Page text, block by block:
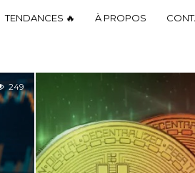
TENDANCES 🔥 À PROPOS
249